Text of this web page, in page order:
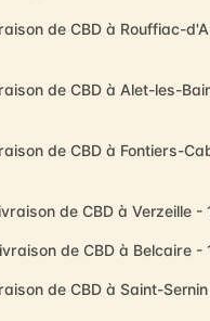
de CBD à Rouffiac-
de CBD à Alet-les-
de CBD à Fontiers-
de CBD à Verzeille -
de CBD à Belcaire -
de CBD à Saint-